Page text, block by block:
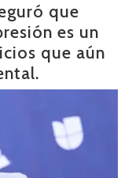
que
es un
que aún